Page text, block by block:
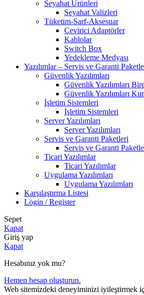
Seyahat Ürünleri
Seyahat Valizleri
Tüketim-Sarf-Aksesuar
Çevirici Adaptörler
Kablolar
Switch Box
Yedekleme Medyası
Yazılımlar – Servis ve Garanti
Güvenlik Yazılımları
Güvenlik Yazılımları
Güvenlik Yazılımları
İşletim Sistemleri
İşletim Sistemleri
Server Yazılımları
Server Yazılımları
Servis ve Garanti Paketleri
Servis ve Garanti
Ticari Yazılımlar
Ticari Yazılımlar
Uygulama Yazılımları
Uygulama Yazılımları
Karşılaştırma Listesi
Login / Register
Sepet
Kapat
Giriş yap
Kapat
Hesabınız yok mu?
Hemen hesap oluşturun.
Web sitemizdeki deneyiminizi iyileştirmek